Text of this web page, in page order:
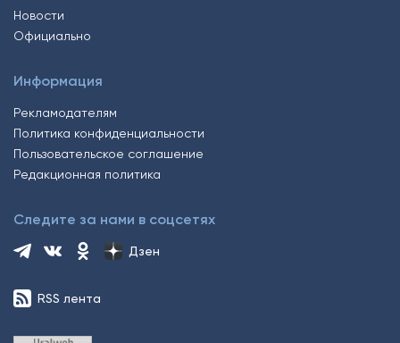
Новости
Официально
Информация
Рекламодателям
Политика конфиденциальности
Пользовательское соглашение
Редакционная политика
Следите за нами в соцсетях
Дзен
RSS лента